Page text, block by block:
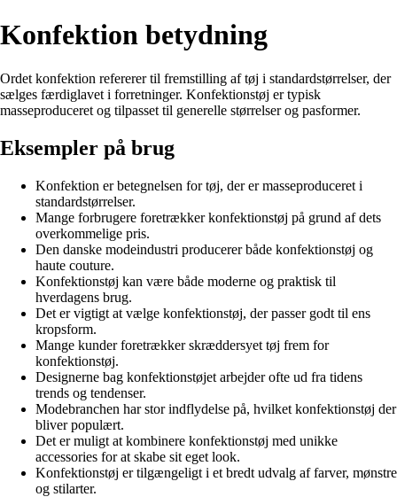
Konfektion betydning
Ordet konfektion refererer til fremstilling af tøj i standardstørrelser, der
sælges færdiglavet i forretninger. Konfektionstøj er typisk
masseproduceret og tilpasset til generelle størrelser og pasformer.
Eksempler på brug
Konfektion er betegnelsen for tøj, der er masseproduceret i
standardstørrelser.
Mange forbrugere foretrækker konfektionstøj på grund af dets
overkommelige pris.
Den danske modeindustri producerer både konfektionstøj og
haute couture.
Konfektionstøj kan være både moderne og praktisk til
hverdagens brug.
Det er vigtigt at vælge konfektionstøj, der passer godt til ens
kropsform.
Mange kunder foretrækker skræddersyet tøj frem for
konfektionstøj.
Designerne bag konfektionstøjet arbejder ofte ud fra tidens
trends og tendenser.
Modebranchen har stor indflydelse på, hvilket konfektionstøj der
bliver populært.
Det er muligt at kombinere konfektionstøj med unikke
accessories for at skabe sit eget look.
Konfektionstøj er tilgængeligt i et bredt udvalg af farver, mønstre
og stilarter.